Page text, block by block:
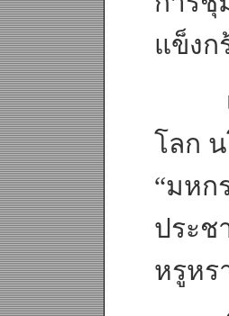
แข็งก
เช่น
โลก
“มหก
ประช
หรูหร